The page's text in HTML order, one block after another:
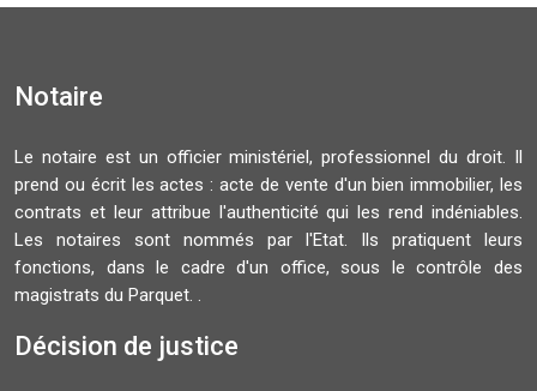
Notaire
Le notaire est un officier ministériel, professionnel du droit. Il
prend ou écrit les actes : acte de vente d'un bien immobilier, les
contrats et leur attribue l'authenticité qui les rend indéniables.
Les notaires sont nommés par l'Etat. Ils pratiquent leurs
fonctions, dans le cadre d'un office, sous le contrôle des
magistrats du Parquet. .
Décision de justice